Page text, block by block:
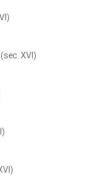
XVI)